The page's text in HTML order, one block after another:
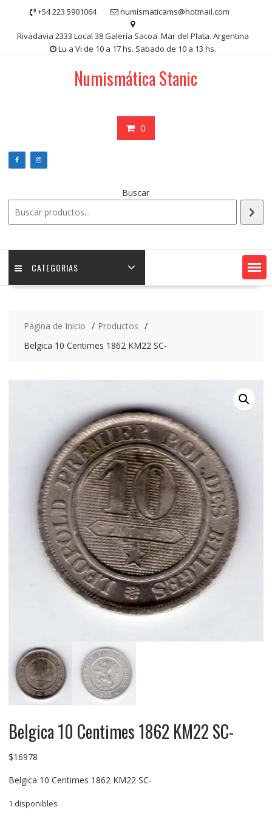
contenido
+54 223 5901064 numismaticams@hotmail.com
Rivadavia 2333 Local 38 Galería Sacoa. Mar del Plata. Argentina
Lu a Vi de 10 a 17 hs. Sabado de 10 a 13 hs.
Numismática Stanic
0
Buscar
CATEGORIAS
Página de Inicio
Productos
Belgica 10 Centimes 1862 KM22 SC-
Belgica 10 Centimes 1862 KM22 SC-
$16978
Belgica 10 Centimes 1862 KM22 SC-
1 disponibles